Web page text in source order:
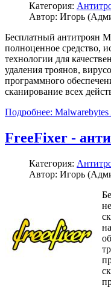
Категория:
Автор: Игорь
Бесплатный антитроян
полноценное средство,
технологии для
удаления троянов,
программного
сканирование всех
Подробнее:
FreeFixer -
Категория:
Автор: Игорь